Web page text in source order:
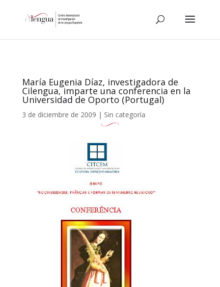
María Eugenia Díaz, investigadora de
Cilengua, imparte una conferencia en la
Universidad de Oporto (Portugal)
3 de diciembre de 2009 | Sin categoría